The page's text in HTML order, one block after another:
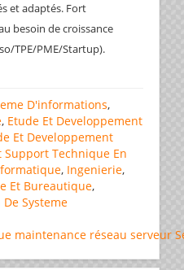
et adaptés. Fort
besoin de croissance
TPE/PME/Startup).
D'informations,
, Etude Et Developpement
Et Developpement
Support Technique En
, Ingenierie,
Et Bureautique,
Systeme
maintenance réseau serveur